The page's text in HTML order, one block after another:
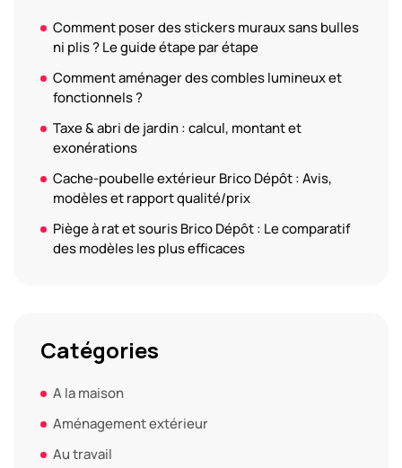
Comment poser des stickers muraux sans bulles
ni plis ? Le guide étape par étape
Comment aménager des combles lumineux et
fonctionnels ?
Taxe & abri de jardin : calcul, montant et
exonérations
Cache-poubelle extérieur Brico Dépôt : Avis,
modèles et rapport qualité/prix
Piège à rat et souris Brico Dépôt : Le comparatif
des modèles les plus efficaces
Catégories
A la maison
Aménagement extérieur
Au travail